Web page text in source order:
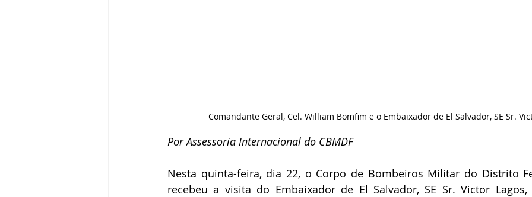
Comandante Geral, Cel. William Bomfim e o Embaixador de El Salvador, SE Sr.
Por Assessoria Internacional do CBMDF
Nesta quinta-feira, dia 22, o Corpo de Bombeiros Militar do Distrito
recebeu a visita do Embaixador de El Salvador, SE Sr. Victor